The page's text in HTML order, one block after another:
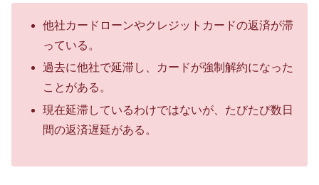
他社カードローンやクレジットカードの返済が滞
っている。
過去に他社で延滞し、カードが強制解約になった
ことがある。
現在延滞しているわけではないが、たびたび数日
間の返済遅延がある。